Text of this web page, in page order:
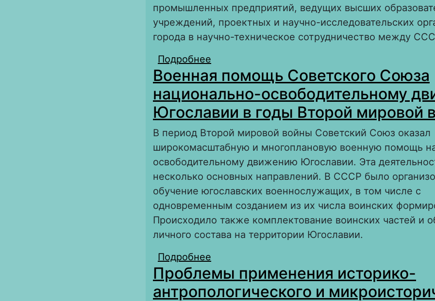
промышленных предприятий, ведущих высших
учреждений, проектных и научно-исследовательских
города в научно-техническое сотрудничество между
Подробнее
сотрудничества СССР и СРВ (1976-1983 гг.)
Военная помощь Советского Союза
национально-освободительному
Югославии в годы Второй мировой
В период Второй мировой войны Советский Союз оказал
широкомасштабную и многоплановую военную помощь
освободительному движению Югославии. Эта
несколько основных направлений. В СССР было
обучение югославских военнослужащих, в том числе с
одновременным созданием из их числа воинских
Происходило также комплектование воинских частей и
личного состава на территории Югославии.
Подробнее
освободительному движению Югославии в
мировой войны
Проблемы применения историко-
антропологического и